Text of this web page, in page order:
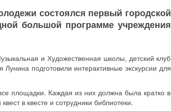
состоялся первый городской
большой программе учреждения
и Художественная школы, детский клуб
подготовили интерактивные экскурсии для
площадки. Каждая из них должна была кратко в
в квесте и сотрудники библиотеки.